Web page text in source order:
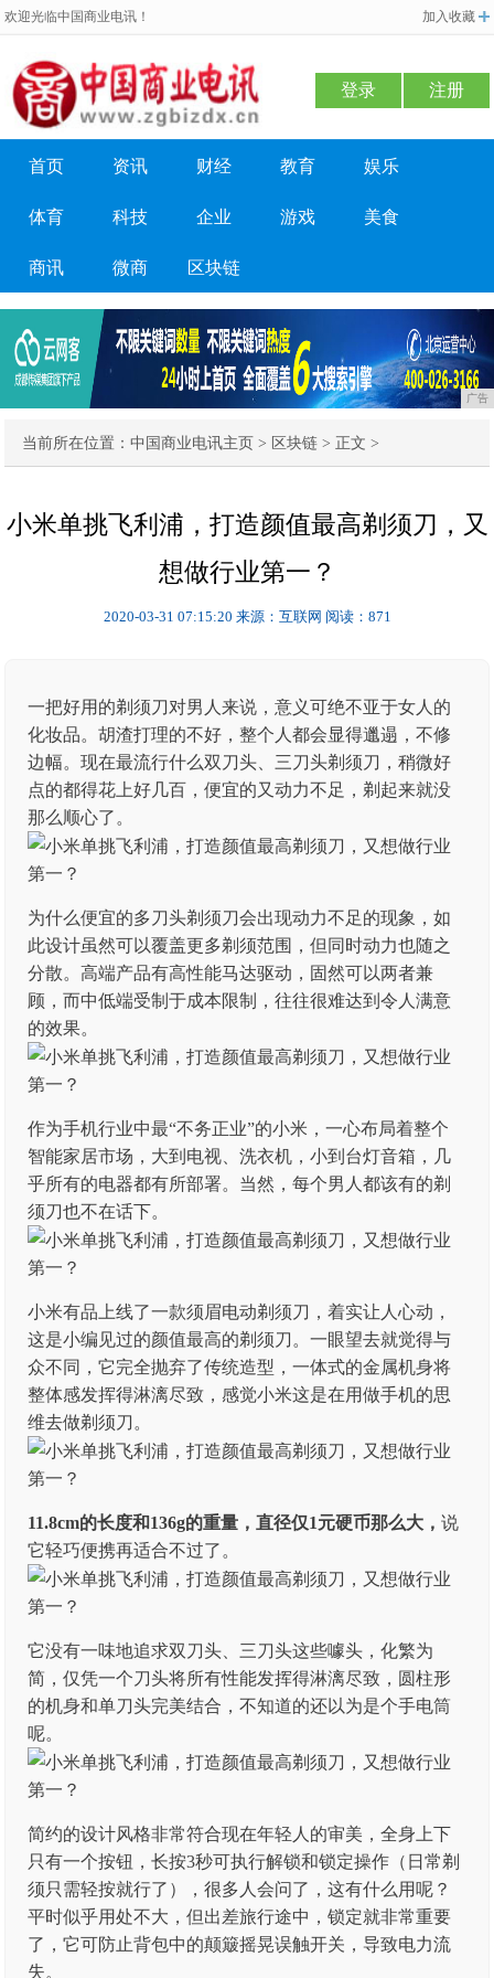
欢迎光临中国商业电讯！ 加入收藏
登录 注册
首页 资讯 财经 教育 娱乐
体育 科技 企业 游戏 美食
商讯 微商 区块链
广告
当前所在位置：中国商业电讯主页 > 区块链 > 正文 >
小米单挑飞利浦，打造颜值最高剃须刀，又
想做行业第一？
2020-03-31 07:15:20 来源：互联网 阅读：871
一把好用的剃须刀对男人来说，意义可绝不亚于女人的
化妆品。胡渣打理的不好，整个人都会显得邋遢，不修
边幅。现在最流行什么双刀头、三刀头剃须刀，稍微好
点的都得花上好几百，便宜的又动力不足，剃起来就没
那么顺心了。
为什么便宜的多刀头剃须刀会出现动力不足的现象，如
此设计虽然可以覆盖更多剃须范围，但同时动力也随之
分散。高端产品有高性能马达驱动，固然可以两者兼
顾，而中低端受制于成本限制，往往很难达到令人满意
的效果。
作为手机行业中最“不务正业”的小米，一心布局着整个
智能家居市场，大到电视、洗衣机，小到台灯音箱，几
乎所有的电器都有所部署。当然，每个男人都该有的剃
须刀也不在话下。
小米有品上线了一款须眉电动剃须刀，着实让人心动，
这是小编见过的颜值最高的剃须刀。一眼望去就觉得与
众不同，它完全抛弃了传统造型，一体式的金属机身将
整体感发挥得淋漓尽致，感觉小米这是在用做手机的思
维去做剃须刀。
11.8cm的长度和136g的重量，直径仅1元硬币那么大，说
它轻巧便携再适合不过了。
它没有一味地追求双刀头、三刀头这些噱头，化繁为
简，仅凭一个刀头将所有性能发挥得淋漓尽致，圆柱形
的机身和单刀头完美结合，不知道的还以为是个手电筒
呢。
简约的设计风格非常符合现在年轻人的审美，全身上下
只有一个按钮，长按3秒可执行解锁和锁定操作（日常剃
须只需轻按就行了），很多人会问了，这有什么用呢？
平时似乎用处不大，但出差旅行途中，锁定就非常重要
了，它可防止背包中的颠簸摇晃误触开关，导致电力流
失。